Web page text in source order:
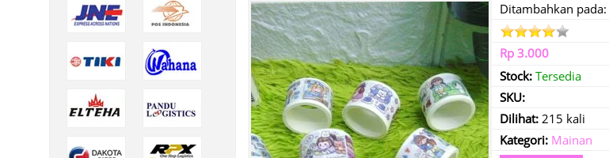
Ditambahkan
Rp 3.000
Stock: Tersedia
SKU:
Dilihat: 215 kali
Kategori: Mainan